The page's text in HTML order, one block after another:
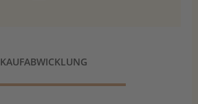
KAUFABWICKLUNG